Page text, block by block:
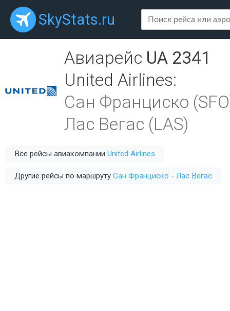
SkyStats.ru
Авиарейс UA 2341
United Airlines:
Сан Франциско
Лас Вегас (LAS)
Все рейсы авиакомпании United Airlines
Другие рейсы по маршруту Сан Франциско - Лас Вегас